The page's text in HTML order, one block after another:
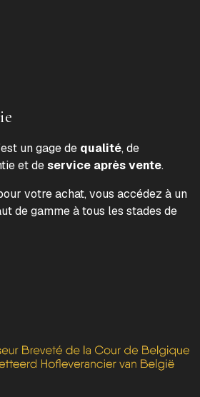
un gage de qualité, de
et deservice après vente.
votre achat, vous accédez à un
de gamme à tous les stades de